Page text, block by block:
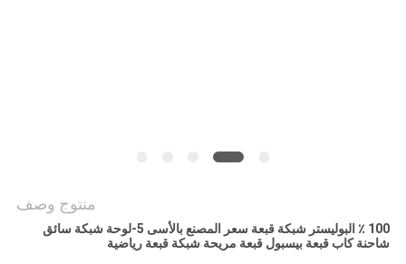
منتوج وصف
100 ٪ البوليستر شبكة قبعة سعر المصنع بالأسى 5-لوحة شبكة سائق
شاحنة كاب قبعة بيسبول قبعة مريحة شبكة قبعة رياضية